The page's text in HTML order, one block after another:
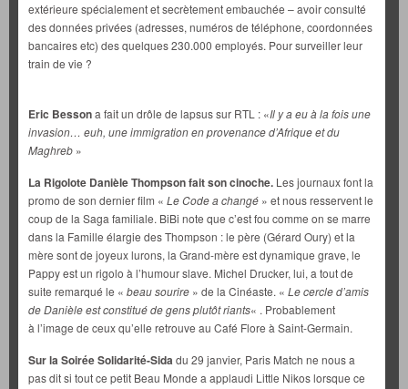
extérieure spécialement et secrètement embauchée – avoir consulté
des données privées (adresses, numéros de téléphone, coordonnées
bancaires etc) des quelques 230.000 employés. Pour surveiller leur
train de vie ?
Eric Bessona fait un drôle de lapsus sur RTL : «Il y a eu à la fois une
invasion… euh, une immigration en provenance d’Afrique et du
Maghreb »
La Rigolote Danièle Thompson fait son cinoche. Les journaux font la
promo de son dernier film « Le Code a changé » et nous resservent le
coup de la Saga familiale. BiBi note que c’est fou comme on se marre
dans la Famille élargie des Thompson : le père (Gérard Oury) et la
mère sont de joyeux lurons, la Grand-mère est dynamique grave, le
Pappy est un rigolo à l’humour slave. Michel Drucker, lui, a tout de
suite remarqué le « beau sourire » de la Cinéaste. « Le cercle d’amis
de Danièle est constitué de gens plutôt riants« . Probablement
à l’image de ceux qu’elle retrouve au Café Flore à Saint-Germain.
Sur la Soirée Solidarité-Sidadu 29 janvier, Paris Match ne nous a
pas dit si tout ce petit Beau Monde a applaudi Little Nikos lorsque ce